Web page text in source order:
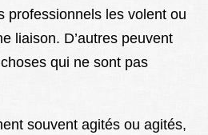
professionnels les volent ou
liaison. D’autres peuvent
qui ne sont pas
souvent agités ou agités,